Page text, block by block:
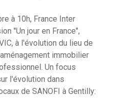
à 10h, France Inter
"Un jour en France",
à l'évolution du lieu de
immobilier
Un focus
l'évolution dans
de SANOFI à Gentilly: